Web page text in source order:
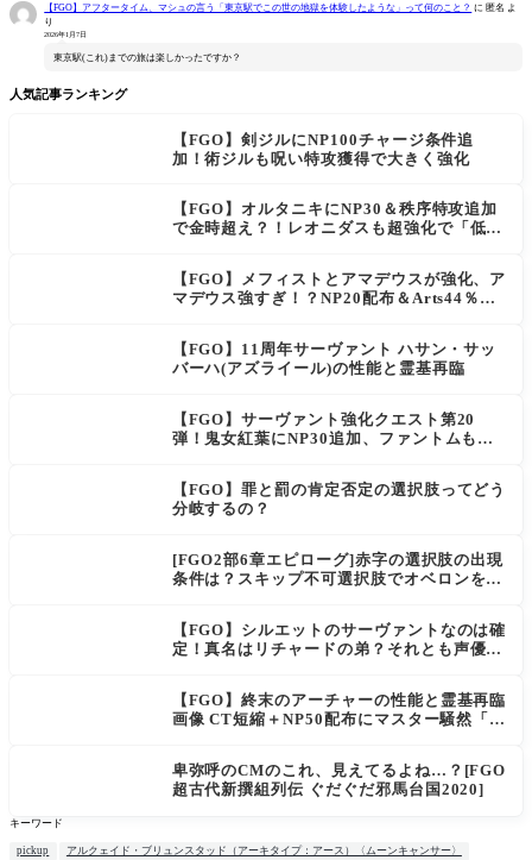
【FGO】アフタータイム、マシュの言う「東京駅でこの世の地獄を体験したような」って何のこと？ に匿名 よ
り
2026年1月7日
東京駅(これ)までの旅は楽しかったですか？
人気記事ランキング
【FGO】剣ジルにNP100チャージ条件追
加！術ジルも呪い特攻獲得で大きく強化
【FGO】オルタニキにNP30＆秩序特攻追加
で金時超え？！レオニダスも超強化で「低レ
【FGO】メフィストとアマデウスが強化、ア
マデウス強すぎ！？NP20配布＆Arts44％強
【FGO】11周年サーヴァント ハサン・サッ
バーハ(アズライール)の性能と霊基再臨
【FGO】サーヴァント強化クエスト第20
弾！鬼女紅葉にNP30追加、ファントムも大
【FGO】罪と罰の肯定否定の選択肢ってどう
分岐するの？
[FGO2部6章エピローグ]赤字の選択肢の出現
条件は？スキップ不可選択肢でオベロンを疑
上がり出てくる
【FGO】シルエットのサーヴァントなのは確
定！真名はリチャードの弟？それとも声優さ
【FGO】終末のアーチャーの性能と霊基再臨
画像 CT短縮＋NP50配布にマスター騒然「普
卑弥呼のCMのこれ、見えてるよね…？[FGO
超古代新撰組列伝 ぐだぐだ邪馬台国2020]
キーワード
pickup
アルクェイド・ブリュンスタッド（アーキタイプ：アース）〈ムーンキャンサー〉